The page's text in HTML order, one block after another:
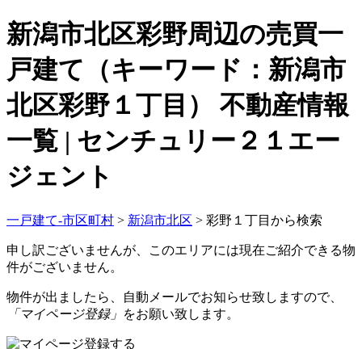
新潟市北区彩野周辺の売買一
戸建て（キーワード：新潟市
北区彩野１丁目） 不動産情報
一覧 | センチュリー２１エー
ジェント
一戸建て-市区町村 > 新潟市北区 > 彩野１丁目から検索
申し訳ございませんが、このエリアには現在ご紹介できる物
件がございません。
物件が出ましたら、自動メールでお知らせ致しますので、
「マイページ登録」 をお願い致します。